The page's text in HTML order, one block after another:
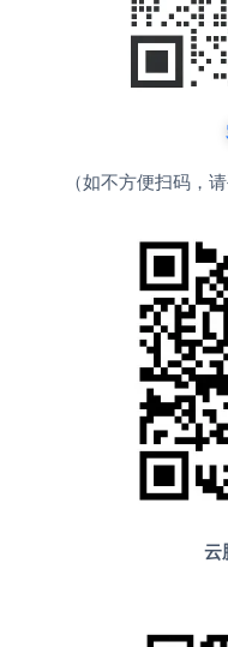
（如不方便扫码，
云